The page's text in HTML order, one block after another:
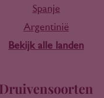
Spanje
Argentinië
Bekijk alle landen
Druivensoorten